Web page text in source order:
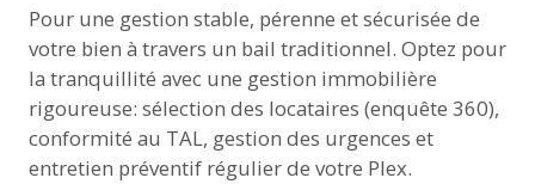
Pour une gestion stable, pérenne et sécurisée de
votre bien à travers un bail traditionnel. Optez pour
la tranquillité avec une gestion immobilière
rigoureuse: sélection des locataires (enquête 360),
conformité au TAL, gestion des urgences et
entretien préventif régulier de votre Plex.